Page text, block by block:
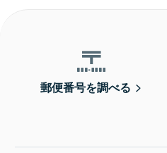
郵便番号を調べる